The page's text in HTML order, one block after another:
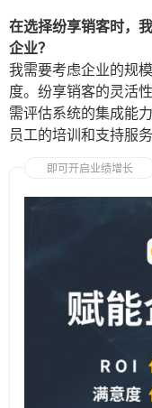
在选择纷享销客时，
企业？
我需要考虑企业的规
度。纷享销客的灵活
需评估系统的集成能
员工的培训和支持服
即可开启业绩增长